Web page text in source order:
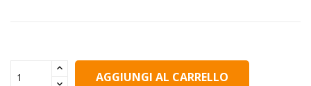
AGGIUNGI AL CARRELLO